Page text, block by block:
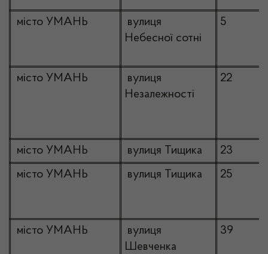
місто УМАНЬ
вулиця
Небесної сотні
5
місто УМАНЬ
вулиця
Незалежності
22
місто УМАНЬ вулиця Тищика
23
місто УМАНЬ
вулиця Тищика 25
місто УМАНЬ
вулиця
Шевченка
39